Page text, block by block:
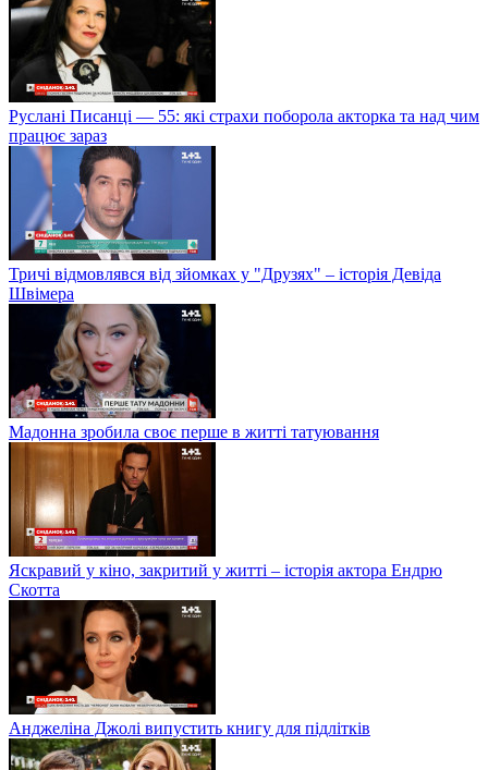
Руслані Писанці — 55: які страхи поборола акторка та над чим
працює зараз
Тричі відмовлявся від зйомках у "Друзях" – історія Девіда
Швімера
Мадонна зробила своє перше в житті татуювання
Яскравий у кіно, закритий у житті – історія актора Ендрю
Скотта
Анджеліна Джолі випустить книгу для підлітків